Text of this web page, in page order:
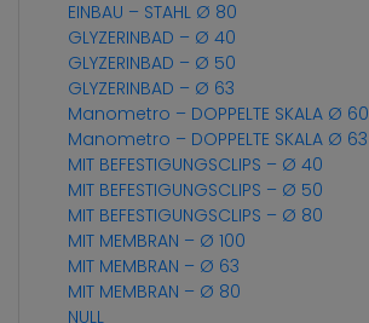
EINBAU – STAHL Ø 80
GLYZERINBAD – Ø 40
GLYZERINBAD – Ø 50
GLYZERINBAD – Ø 63
Manometro – DOPPELTE SKALA Ø 60
Manometro – DOPPELTE SKALA Ø 63
MIT BEFESTIGUNGSCLIPS – Ø 40
MIT BEFESTIGUNGSCLIPS – Ø 50
MIT BEFESTIGUNGSCLIPS – Ø 80
MIT MEMBRAN – Ø 100
MIT MEMBRAN – Ø 63
MIT MEMBRAN – Ø 80
NULL